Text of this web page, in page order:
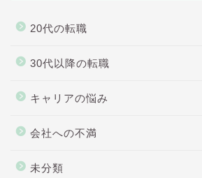
20代の転職
30代以降の転職
キャリアの悩み
会社への不満
未分類